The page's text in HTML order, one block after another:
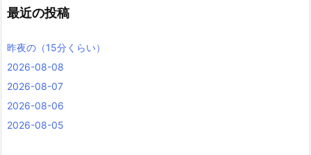
最近の投稿
昨夜の（15分くらい）
2026-08-08
2026-08-07
2026-08-06
2026-08-05